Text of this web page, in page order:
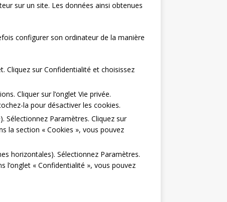
sur un site. Les données ainsi obtenues
configurer son ordinateur de la manière
sur Confidentialité et choisissez
Cliquer sur l’onglet Vie privée.
la pour désactiver les cookies.
Sélectionnez Paramètres. Cliquez sur
la section « Cookies », vous pouvez
horizontales). Sélectionnez Paramètres.
l’onglet « Confidentialité », vous pouvez